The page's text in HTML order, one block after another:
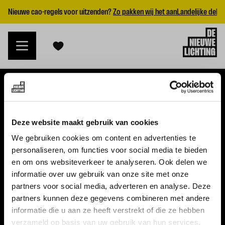
Deze website maakt gebruik van cookies
We gebruiken cookies om content en advertenties te
personaliseren, om functies voor social media te bieden
en om ons websiteverkeer te analyseren. Ook delen we
informatie over uw gebruik van onze site met onze
partners voor social media, adverteren en analyse. Deze
partners kunnen deze gegevens combineren met andere
informatie die u aan ze heeft verstrekt of die ze hebben
verzameld op basis van uw gebruik van hun services.
Nieuwe cao-regels voor uitzenden?Zo pakken wij het aanLandelijke
WERKGEVERS
Nieuwe cao uitzenden 2026
Vraag een offerte aan
VACATURES
Alle vacatures
Topvacatures